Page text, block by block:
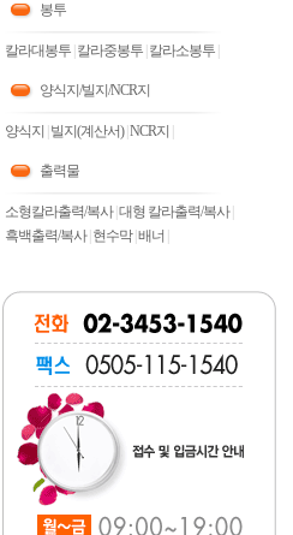
봉투
칼라대봉투 칼라중봉투 칼라소봉투
양식지/빌지/NCR지
양식지 빌지(계산서)| NCR지
출력물
소형칼라출력/복사| 대형 칼라출력/복사|
흑백출력/복사| 현수막| 배너